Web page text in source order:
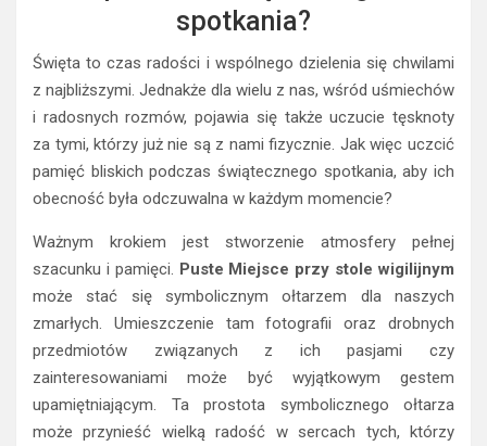
spotkania?
Święta to czas radości i wspólnego dzielenia się chwilami
z najbliższymi. Jednakże dla wielu z nas, wśród uśmiechów
i radosnych rozmów, pojawia się także uczucie tęsknoty
za tymi, którzy już nie są z nami fizycznie. Jak więc uczcić
pamięć bliskich podczas świątecznego spotkania, aby ich
obecność była odczuwalna w każdym momencie?
Ważnym krokiem jest stworzenie atmosfery pełnej
szacunku i pamięci. Puste Miejsce przy stole wigilijnym
może stać się symbolicznym ołtarzem dla naszych
zmarłych. Umieszczenie tam fotografii oraz drobnych
przedmiotów związanych z ich pasjami czy
zainteresowaniami może być wyjątkowym gestem
upamiętniającym. Ta prostota symbolicznego ołtarza
może przynieść wielką radość w sercach tych, którzy